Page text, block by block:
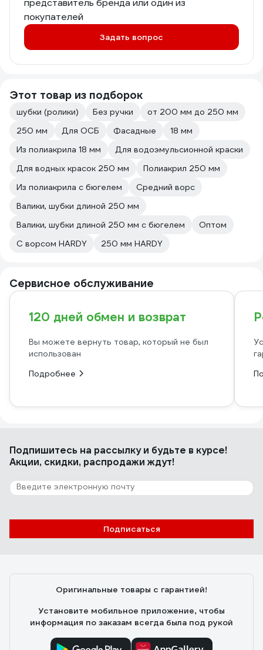
представитель бренда или один из
покупателей
Задать вопрос
Этот товар из подборок
шубки (ролики) Без ручки
от 200 мм до 250 мм
250 мм
Для ОСБ Фасадные
18 мм
Из полиакрила 18 мм
Для водоэмульсионной краски
Для водных красок 250 мм
Полиакрил 250 мм
Из полиакрила с бюгелем
Средний ворс
Валики, шубки длиной 250 мм
Валики, шубки длиной 250 мм с бюгелем
Оптом
С ворсом HARDY
250 мм HARDY
Сервисное обслуживание
120 дней обмен и возврат
Вы можете вернуть товар, который не был
использован
Подробнее
Подпишитесь на рассылкуи будьте в курсе!
Акции, скидки, распродажи ждут!
Подписаться
Оригинальные товары с гарантией!
Установите мобильное приложение, чтобы
информация по заказам всегда была под рукой